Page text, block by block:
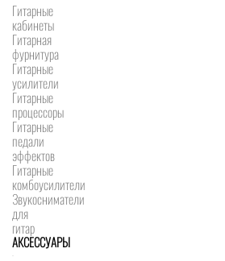
Гитарные
кабинеты
Гитарная
фурнитура
Гитарные
усилители
Гитарные
процессоры
Гитарные
педали
эффектов
Гитарные
комбоусилители
Звукосниматели
для
гитар
АКСЕССУАРЫ